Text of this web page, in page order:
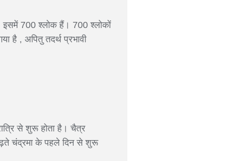
इसमें 700 श्लोक हैं। 700 श्लोकों
है , अपितु तदर्थ प्रभावी
से शुरू होता है। चैत्र
चंद्रमा के पहले दिन से शुरू